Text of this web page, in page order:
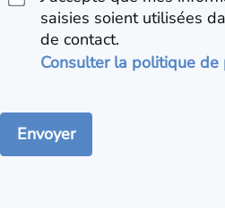
saisies soient utilisées
de contact.
Consulter la politique